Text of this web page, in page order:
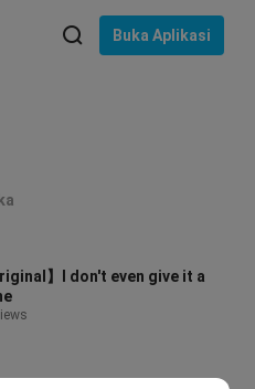
Buka Aplikasi
】I don't even give it a